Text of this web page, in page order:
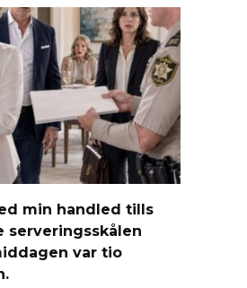
min handled tills
serveringsskålen
var tio